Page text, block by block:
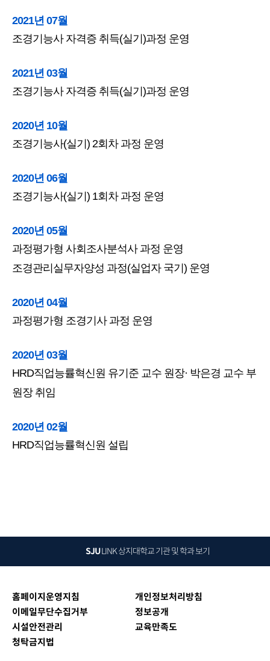
2021년 07월
조경기능사 자격증 취득(실기)과정 운영
2021년 03월
조경기능사 자격증 취득(실기)과정 운영
2020년 10월
조경기능사(실기) 2회차 과정 운영
2020년 06월
조경기능사(실기) 1회차 과정 운영
2020년 05월
과정평가형 사회조사분석사 과정 운영
조경관리실무자양성 과정(실업자 국기) 운영
2020년 04월
과정평가형 조경기사 과정 운영
2020년 03월
HRD직업능률혁신원 유기준 교수 원장· 박은경 교수 부
원장 취임
2020년 02월
HRD직업능률혁신원 설립
SJULINK상지대학교 기관 및 학과 보기
홈페이지운영지침
개인정보처리방침
이메일무단수집거부
정보공개
시설안전관리
교육만족도
청탁금지법